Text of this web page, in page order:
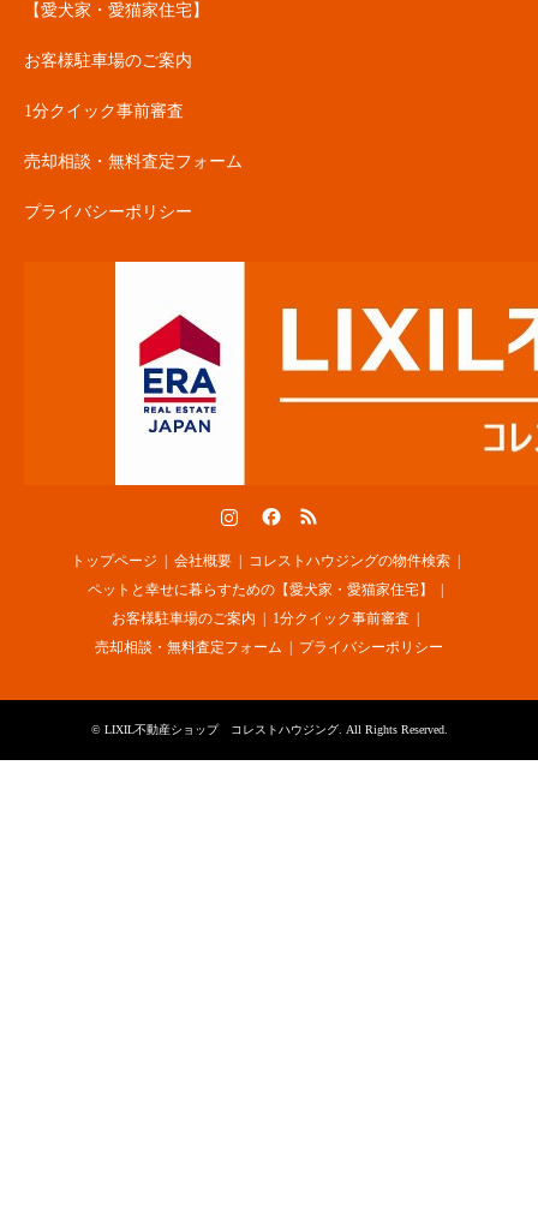
【愛犬家・愛猫家住宅】
お客様駐車場のご案内
1分クイック事前審査
売却相談・無料査定フォーム
プライバシーポリシー
トップページ 会社概要
コレストハウジングの物件検索
ペットと幸せに暮らすための【愛犬家・愛猫家住宅】
お客様駐車場のご案内
1分クイック事前審査
売却相談・無料査定フォーム
プライバシーポリシー
© LIXIL不動産ショップ コレストハウジング. All Rights Reserved.